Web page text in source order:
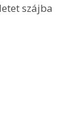
szájba